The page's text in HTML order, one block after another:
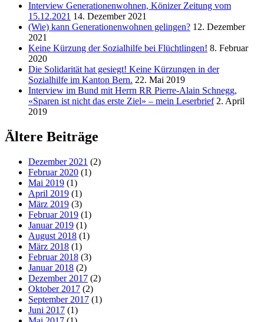
Interview Generationenwohnen, Könizer Zeitung vom
15.12.2021 14. Dezember 2021
(Wie) kann Generationenwohnen gelingen? 12. Dezember
2021
Keine Kürzung der Sozialhilfe bei Flüchtlingen! 8. Februar
2020
Die Solidarität hat gesiegt! Keine Kürzungen in der
Sozialhilfe im Kanton Bern. 22. Mai 2019
Interview im Bund mit Herrn RR Pierre-Alain Schnegg,
«Sparen ist nicht das erste Ziel» – mein Leserbrief 2. April
2019
Ältere Beiträge
Dezember 2021 (2)
Februar 2020 (1)
Mai 2019 (1)
April 2019 (1)
März 2019 (3)
Februar 2019 (1)
Januar 2019 (1)
August 2018 (1)
März 2018 (1)
Februar 2018 (3)
Januar 2018 (2)
Dezember 2017 (2)
Oktober 2017 (2)
September 2017 (1)
Juni 2017 (1)